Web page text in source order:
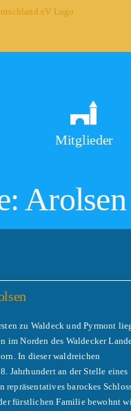
Mitglieder
Arolsen
zu Waldeck und Pyrmont
im Norden des Waldecker
In dieser waldreichen
Jahrhundert an der Stelle eines
barockes
fürstlichen Familie bewohnt